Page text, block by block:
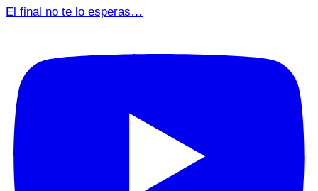
El final no te lo esperas…